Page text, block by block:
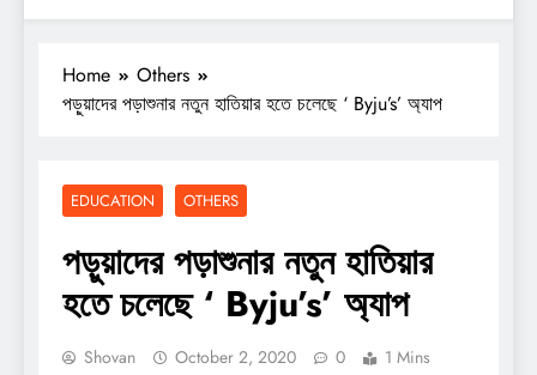
Home
Others
পড়ুয়াদের পড়াশুনার নতুন হাতিয়ার হতে চলেছে ‘ Byju’s’ অ্যাপ
EDUCATION OTHERS
পড়ুয়াদের পড়াশুনার নতুন হাতিয়ার
হতে চলেছে ‘ Byju’s’ অ্যাপ
Shovan October 2, 2020 0 1 Mins